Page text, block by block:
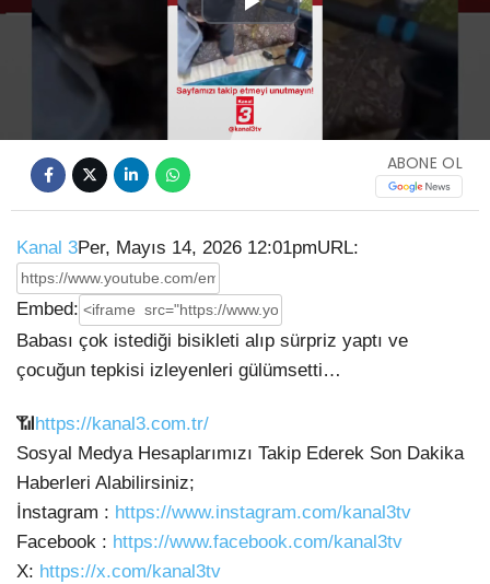
Play
Video
ABONE OL
Kanal 3Per, Mayıs 14, 2026 12:01pmURL:
Embed:
Babası çok istediği bisikleti alıp sürpriz yaptı ve
çocuğun tepkisi izleyenleri gülümsetti…
📶https://kanal3.com.tr/
Sosyal Medya Hesaplarımızı Takip Ederek Son Dakika
Haberleri Alabilirsiniz;
İnstagram : https://www.instagram.com/kanal3tv
Facebook : https://www.facebook.com/kanal3tv
X: https://x.com/kanal3tv